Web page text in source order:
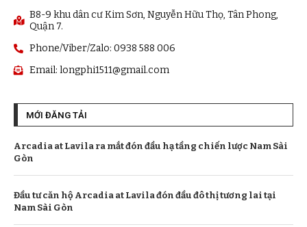
B8-9 khu dân cư Kim Sơn, Nguyễn Hữu Thọ, Tân Phong,
Quận 7.
Phone/Viber/Zalo: 0938 588 006
Email: longphi1511@gmail.com
MỚI ĐĂNG TẢI
Arcadia at Lavila ra mắt đón đầu hạ tầng chiến lược Nam Sài
Gòn
Đầu tư căn hộ Arcadia at Lavila đón đầu đô thị tương lai tại
Nam Sài Gòn